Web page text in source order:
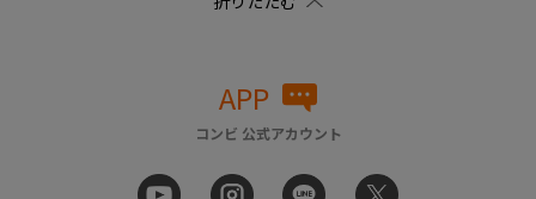
APP
コンビ 公式アカウント